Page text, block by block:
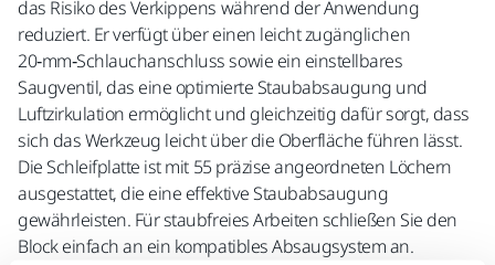
das Risiko des Verkippens während der Anwendung
reduziert. Er verfügt über einen leicht zugänglichen
20‑mm‑Schlauchanschluss sowie ein einstellbares
Saugventil, das eine optimierte Staubabsaugung und
Luftzirkulation ermöglicht und gleichzeitig dafür sorgt, dass
sich das Werkzeug leicht über die Oberfläche führen lässt.
Die Schleifplatte ist mit 55 präzise angeordneten Löchern
ausgestattet, die eine effektive Staubabsaugung
gewährleisten. Für staubfreies Arbeiten schließen Sie den
Block einfach an ein kompatibles Absaugsystem an.